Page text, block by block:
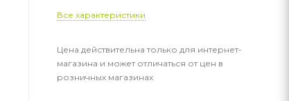
Все характеристики
Цена действительна только для интернет-
магазина и может отличаться от цен в
розничных магазинах